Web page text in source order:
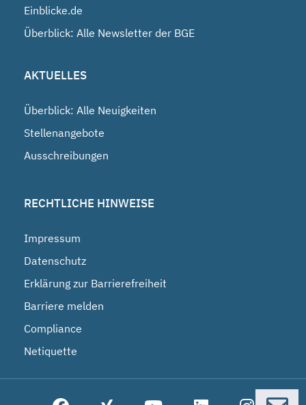
Einblicke.de
Überblick: Alle Newsletter der BGE
AKTUELLES
Überblick: Alle Neuigkeiten
Stellenangebote
Ausschreibungen
RECHTLICHE HINWEISE
Impressum
Datenschutz
Erklärung zur Barrierefreiheit
Barriere melden
Compliance
Netiquette